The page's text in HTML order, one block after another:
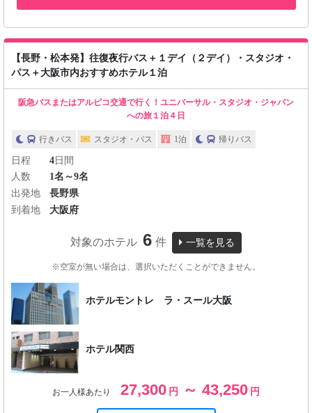
【長野・松本発】往復夜行バス＋１デイ（２デイ）・スタジオ・
パス＋大阪市内おすすめホテル１泊
阪急バスまたはアルピコ交通で行く！ユニバーサル・スタジオ・ジャパン
への旅１泊４日
行きバス スタジオ・パス 1泊 帰りバス
日程 4日間
人数
1名～9名
出発地
長野県
到着地
大阪府
対象のホテル 6 件 一覧を見る
※空室が無い場合は、選択いただくことができません。
ホテルモントレ ラ・スール大阪
ホテル関西
お一人様あたり 27,300 円 ～ 43,250 円